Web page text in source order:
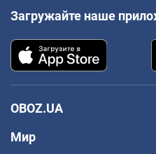
Загружайте наше
OBOZ.UA
Мир